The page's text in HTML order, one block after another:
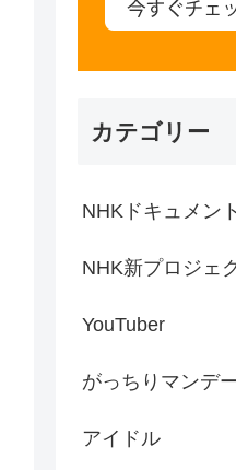
カテゴリー
NHKドキュメン
NHK新プロジェ
YouTuber
がっちりマンデ
アイドル